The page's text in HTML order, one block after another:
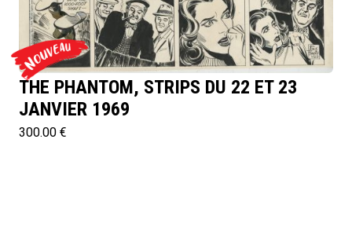
THE PHANTOM, STRIPS DU 22 ET 23
JANVIER 1969
300.00 €